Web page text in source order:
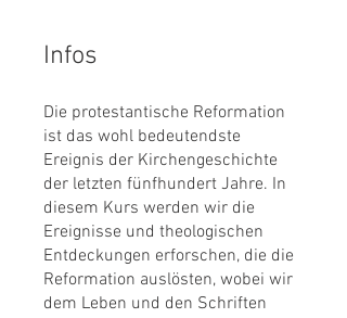
Infos
Die protestantische Reformation
ist das wohl bedeutendste
Ereignis der Kirchengeschichte
der letzten fünfhundert Jahre. In
diesem Kurs werden wir die
Ereignisse und theologischen
Entdeckungen erforschen, die die
Reformation auslösten, wobei wir
dem Leben und den Schriften